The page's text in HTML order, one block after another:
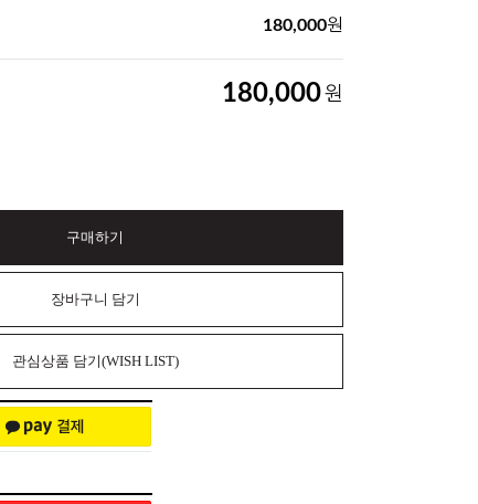
180,000원
180,000원
구매하기
장바구니 담기
관심상품 담기(WISH LIST)